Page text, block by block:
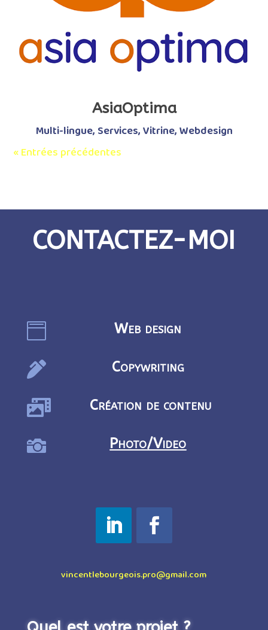
AsiaOptima
Multi-lingue, Services,Vitrine,Webdesign
« Entrées précédentes
CONTACTEZ-MOI
 Web design
 Copywriting
 Création de contenu
 Photo/Video
vincentlebourgeois.pro@gmail.com